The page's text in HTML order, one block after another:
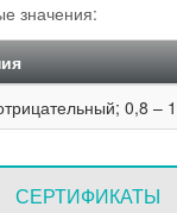
значения:
0,8 –
СЕРТИФИКАТЫ